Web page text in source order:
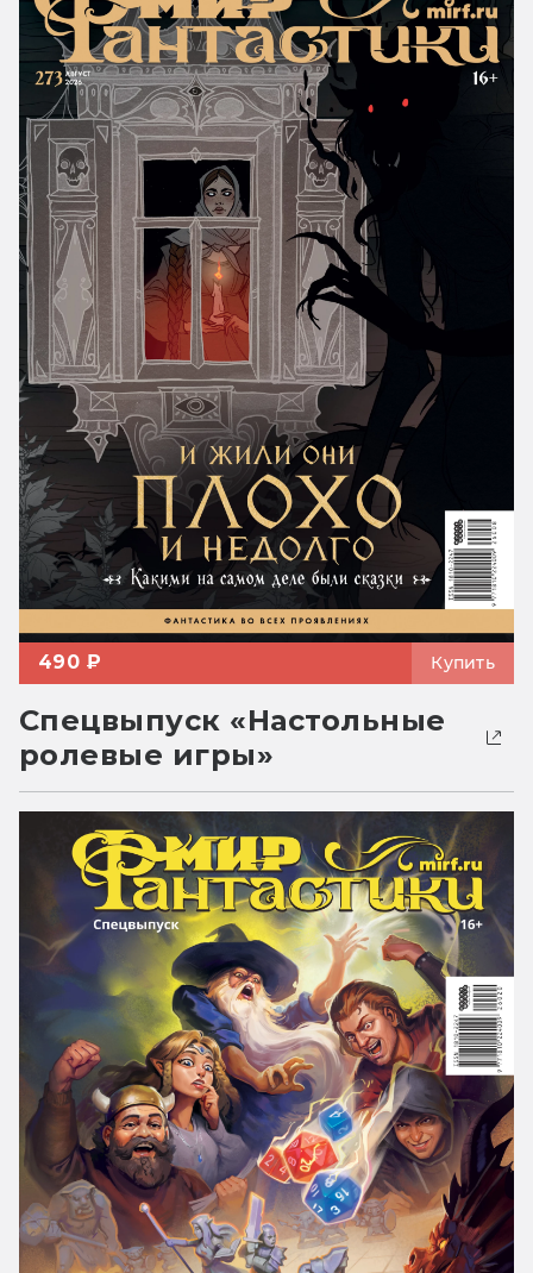
490 ₽ Купить
Спецвыпуск «Настольные
ролевые игры»